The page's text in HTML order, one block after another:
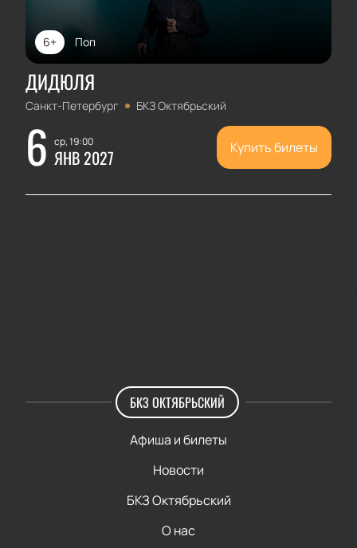
Поп
6+
ДИДЮЛЯ
Санкт-Петербург БКЗ Октябрьский
6 ср, 19:00
ЯНВ 2027 Купить билеты
БКЗ ОКТЯБРЬСКИЙ
Афиша и билеты
Новости
БКЗ Октябрьский
О нас